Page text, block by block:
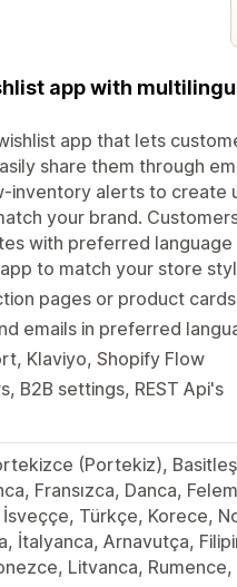
app with
app that lets
share them through
alerts to create
your brand.
with preferred
to match your store
pages or product cards
emails in preferred
Klaviyo, Shopify Flow
B2B settings, REST Api's
(Portekiz),
Fransızca, Danca,
Türkçe, Korece,
İtalyanca, Arnavutça,
Litvanca,